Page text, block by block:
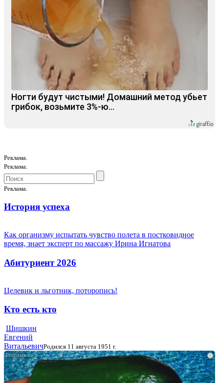
Ногти будут чистыми! Домашний метод убьет
грибок, возьмите 3%-ю…
Реклама.
Реклама.
Реклама.
История успеха
Как организму испытать чувство полета в постковидное
время, знает эксперт по массажу Ирина Игнатова
Абитуриент 2026
Целевик и льготник, поторопись!
Кто есть кто
Шишкин
Евгений
ВитальевичРодился 11 августа 1951 г.
i